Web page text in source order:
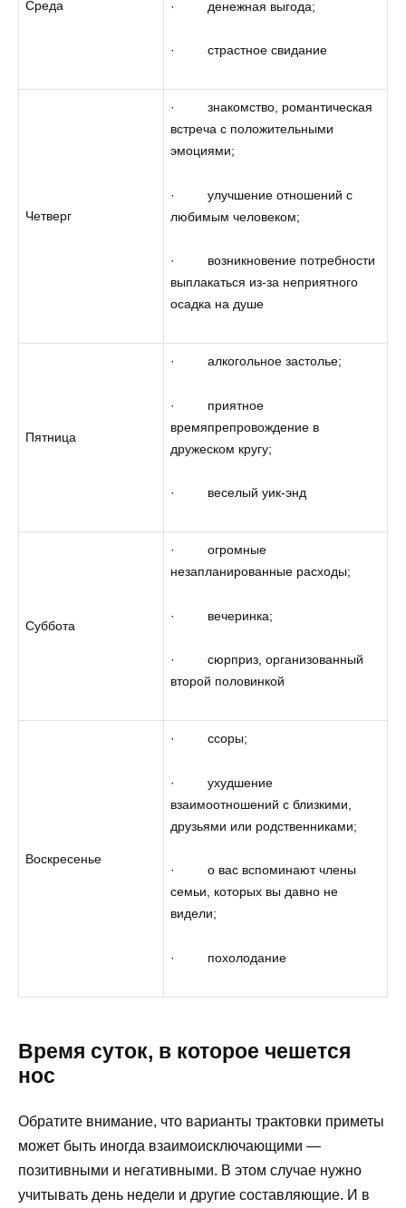
Среда · денежная выгода;
· страстное свидание
Четверг
· знакомство, романтическая
встреча с положительными
эмоциями;
· улучшение отношений с
любимым человеком;
· возникновение потребности
выплакаться из-за неприятного
осадка на душе
Пятница
· алкогольное застолье;
· приятное
времяпрепровождение в
дружеском кругу;
· веселый уик-энд
Суббота
· огромные
незапланированные расходы;
· вечеринка;
· сюрприз, организованный
второй половинкой
Воскресенье
· ссоры;
· ухудшение
взаимоотношений с близкими,
друзьями или родственниками;
· о вас вспоминают члены
семьи, которых вы давно не
видели;
· похолодание
Время суток, в которое чешется
нос
Обратите внимание, что варианты трактовки приметы
может быть иногда взаимоисключающими —
позитивными и негативными. В этом случае нужно
учитывать день недели и другие составляющие. И в